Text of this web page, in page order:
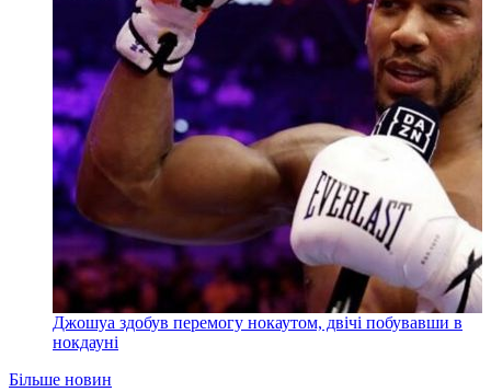
Джошуа здобув перемогу нокаутом, двічі побувавши в
нокдауні
Більше новин